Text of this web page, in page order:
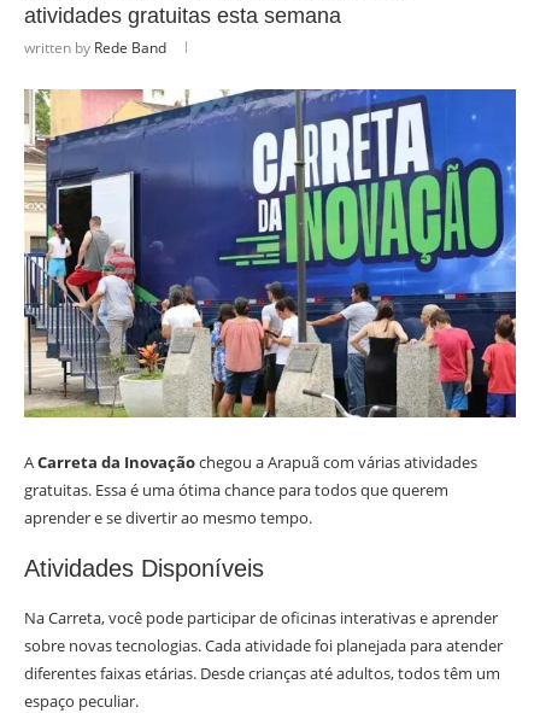
atividades gratuitas esta semana
written by Rede Band
ACarreta da Inovaçãochegou a Arapuã com várias atividades
gratuitas. Essa é uma ótima chance para todos que querem
aprender e se divertir ao mesmo tempo.
Atividades Disponíveis
Na Carreta, você pode participar de oficinas interativas e aprender
sobre novas tecnologias. Cada atividade foi planejada para atender
diferentes faixas etárias. Desde crianças até adultos, todos têm um
espaço peculiar.